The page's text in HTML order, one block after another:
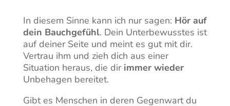
In diesem Sinne kann ich nur sagen: Hör auf
dein Bauchgefühl. Dein Unterbewusstes ist
auf deiner Seite und meint es gut mit dir.
Vertrau ihm und zieh dich aus einer
Situation heraus, die dir immer wieder
Unbehagen bereitet.
Gibt es Menschen in deren Gegenwart du